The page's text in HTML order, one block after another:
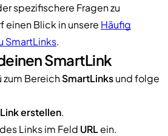
spezifischere Fragen zu
einen Blick in unsere Häufig
SmartLinks.
SmartLink
zum BereichSmartLinksund folge
erstellen.
Links im Feld URLein.